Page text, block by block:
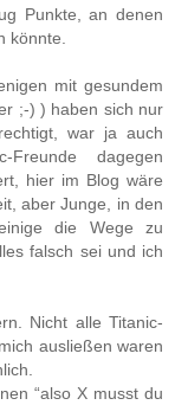
Punkte, an denen
könnte.
mit gesundem
;-) ) haben sich nur
war ja auch
Freunde dagegen
hier im Blog wäre
aber Junge, in den
die Wege zu
falsch sei und ich
Nicht alle Titanic-
ausließen waren
“also X musst du